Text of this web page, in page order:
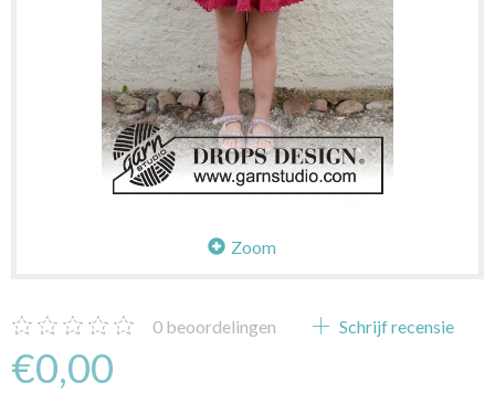
Zoom
0 beoordelingen Schrijf recensie
€0,00